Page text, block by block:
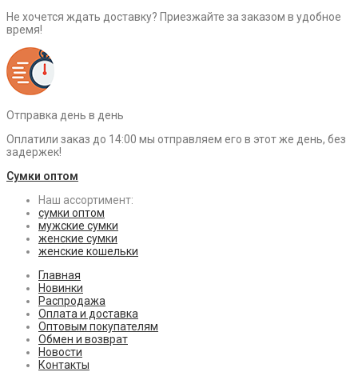
Не хочется ждать доставку? Приезжайте за заказом в удобное
время!
Отправка день в день
Оплатили заказ до 14:00 мы отправляем его в этот же день, без
задержек!
Сумки оптом
Наш ассортимент:
сумки оптом
мужские сумки
женские сумки
женские кошельки
Главная
Новинки
Распродажа
Оплата и доставка
Оптовым покупателям
Обмен и возврат
Новости
Контакты